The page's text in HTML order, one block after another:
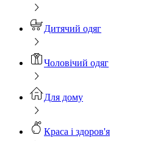
Дитячий одяг
Чоловічий одяг
Для дому
Краса і здоров'я